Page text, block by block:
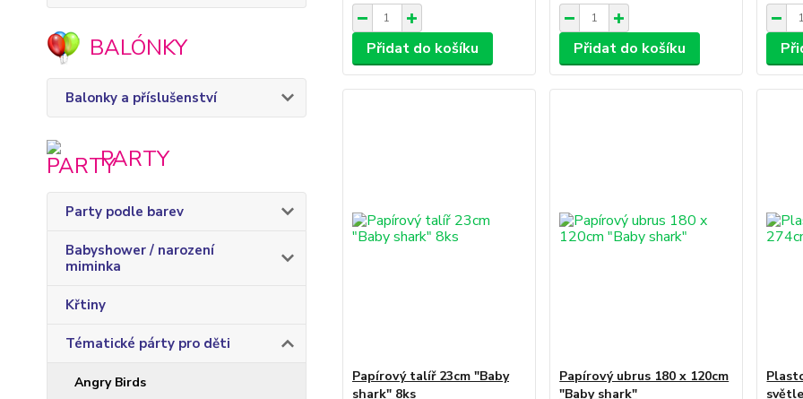
BALÓNKY
Balonky a příslušenství
PARTY
Party podle barev
Babyshower / narození
miminka
Křtiny
Tématické párty pro děti
Angry Birds
Přidat do košíku Přidat do košíku
Papírový talíř 23cm "Baby
shark" 8ks
Papírový ubrus 180 x 120cm
"Baby shark"